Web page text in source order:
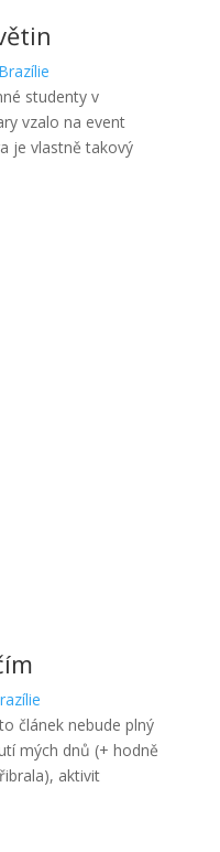
studenty v
vzalo na event
je vlastně takový
článek nebude plný
mých dnů (+ hodně
aktivit